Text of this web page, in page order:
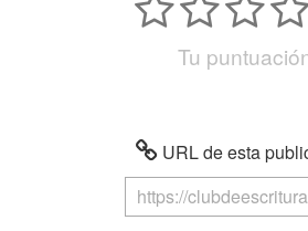
Tu
URL de esta